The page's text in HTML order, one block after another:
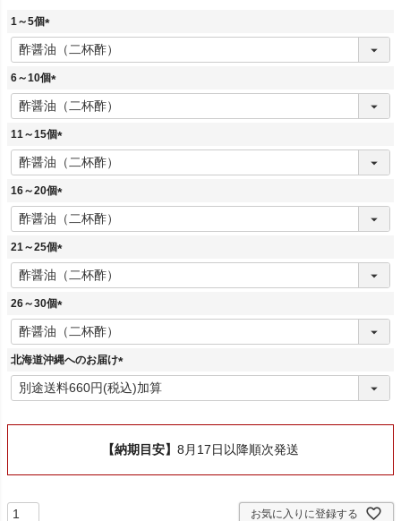
1～5個
(
必
須
6～10個
(
必
須
11～15個
(
必
須
16～20個
(
必
須
21～25個
(
必
須
26～30個
(
必
須
北海道沖縄へのお届け
(
必
)
【納期目安】 8月17日以降順次発送
お気に入りに登録する